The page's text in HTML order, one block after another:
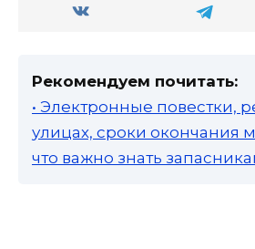
Рекомендуем почитать:
• Электронные повестки,
улицах, сроки окончания
что важно знать